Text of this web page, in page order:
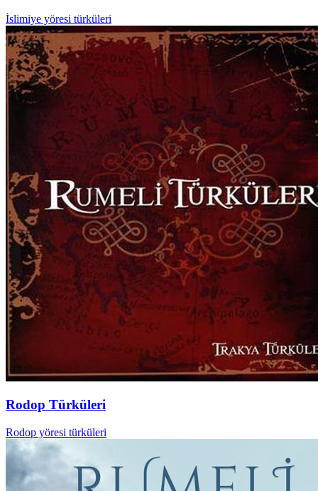
İslimiye yöresi türküleri
Rodop Türküleri
Rodop yöresi türküleri